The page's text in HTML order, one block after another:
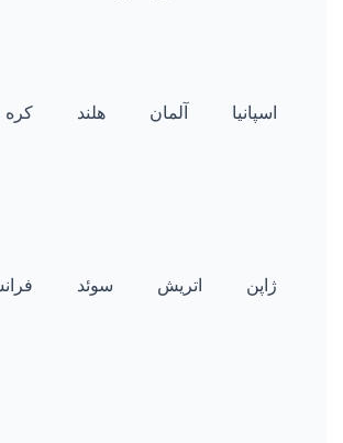
اسپانیا آلمان هلند کره
ژاپن اتریش سوئد